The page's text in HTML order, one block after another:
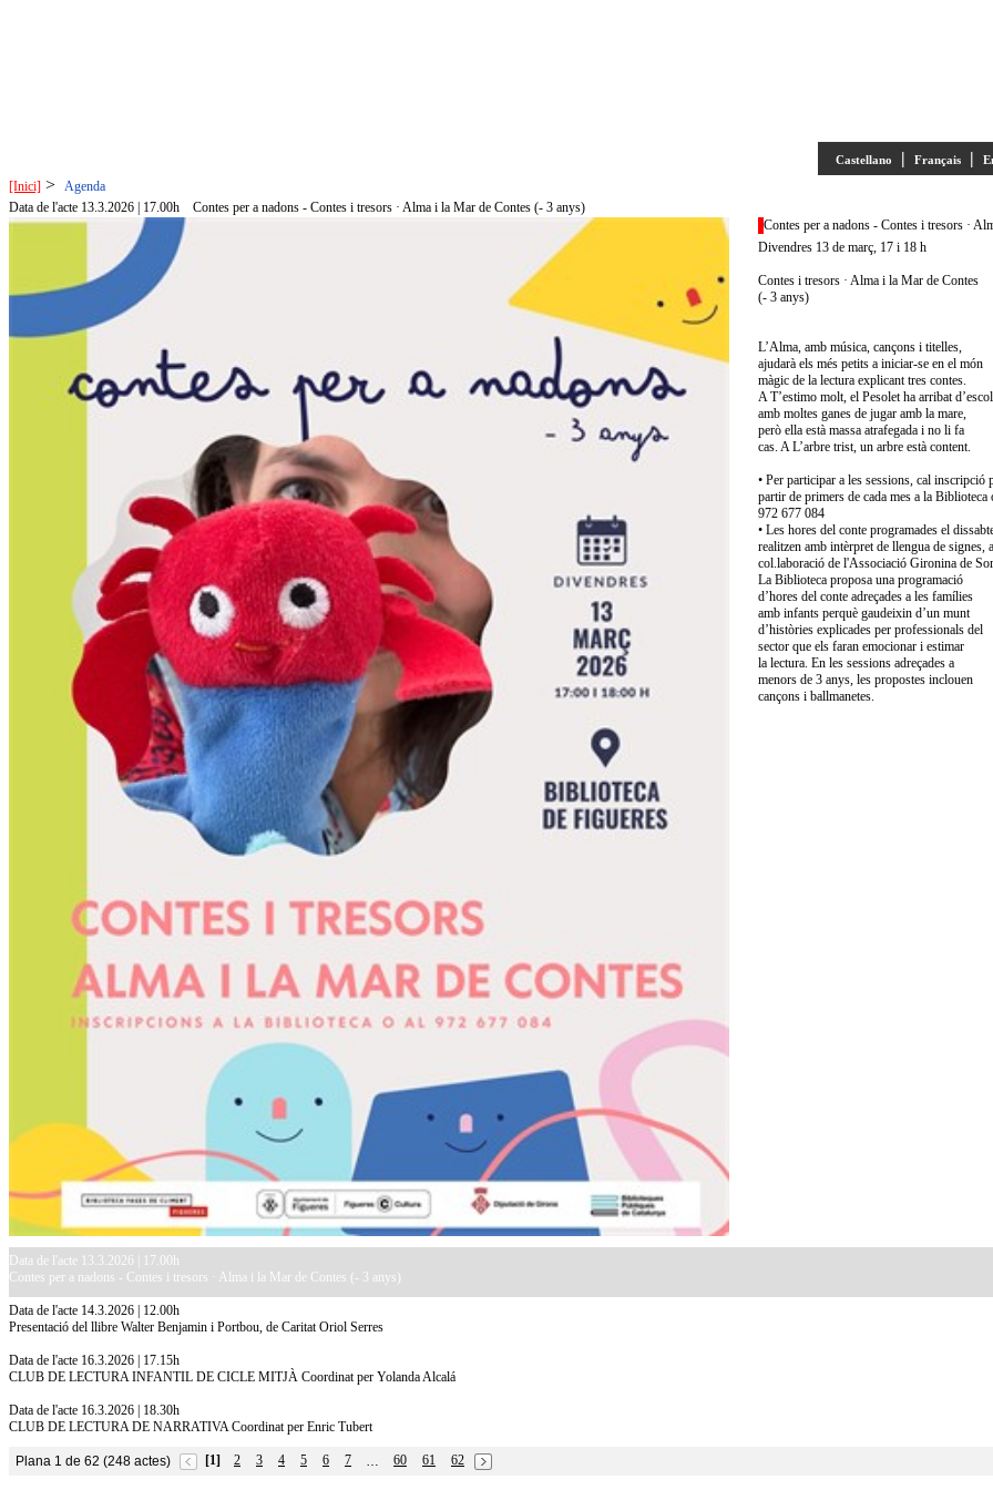
Castellano | Français |
[Inici] > Agenda
Data de l'acte 13.3.2026 | 17.00h
Contes per a nadons - Contes i tresors · Alma i la Mar de Contes (- 3 anys)
Contes per a nadons - Contes i tresors ·
Divendres 13 de març, 17 i 18 h
Contes i tresors · Alma i la Mar de Contes
(- 3 anys)
L’Alma, amb música, cançons i titelles,
ajudarà els més petits a iniciar-se en el món
màgic de la lectura explicant tres contes.
A T’estimo molt, el Pesolet ha arribat
amb moltes ganes de jugar amb la mare,
però ella està massa atrafegada i no li fa
cas. A L’arbre trist, un arbre està content.
• Per participar a les sessions, cal inscripció
partir de primers de cada mes a la Biblioteca
972 677 084
• Les hores del conte programades el
realitzen amb intèrpret de llengua de signes,
col.laboració de l'Associació Gironina de
La Biblioteca proposa una programació
d’hores del conte adreçades a les famílies
amb infants perquè gaudeixin d’un munt
d’històries explicades per professionals del
sector que els faran emocionar i estimar
la lectura. En les sessions adreçades a
menors de 3 anys, les propostes inclouen
cançons i ballmanetes.
Data de l'acte 13.3.2026 | 17.00h
Contes per a nadons - Contes i tresors · Alma i la Mar de Contes (- 3 anys)
Data de l'acte 14.3.2026 | 12.00h
Presentació del llibre Walter Benjamin i Portbou, de Caritat Oriol Serres
Data de l'acte 16.3.2026 | 17.15h
CLUB DE LECTURA INFANTIL DE CICLE MITJÀ Coordinat per Yolanda Alcalá
Data de l'acte 16.3.2026 | 18.30h
CLUB DE LECTURA DE NARRATIVA Coordinat per Enric Tubert
Plana 1 de 62 (248 actes) [1] 2 3 4 5 6 7 … 60 61
62